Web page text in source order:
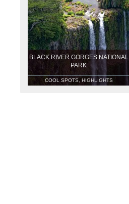
BLACK RIVER GORGES NATIONAL
PARK
COOL SPOTS, HIGHLIGHTS